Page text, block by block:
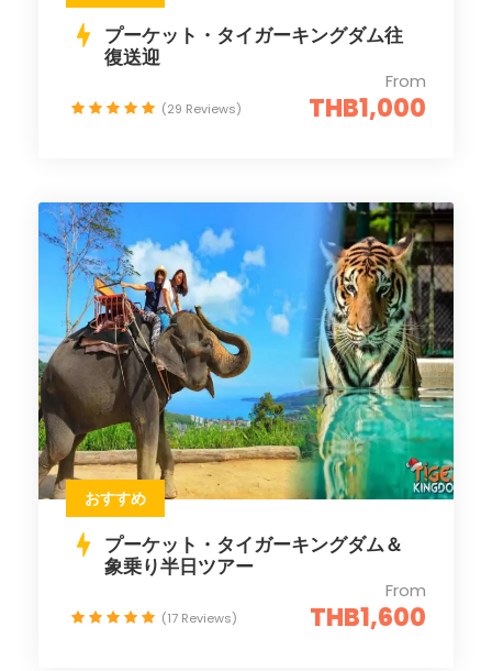
プーケット・タイガーキングダム往
復送迎
From
THB1,000
(29 Reviews)
おすすめ
プーケット・タイガーキングダム＆
象乗り半日ツアー
From
THB1,600
(17 Reviews)